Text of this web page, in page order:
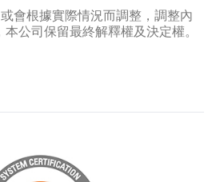
會根據實際情況而調整，調整內
公司保留最終解釋權及決定權。